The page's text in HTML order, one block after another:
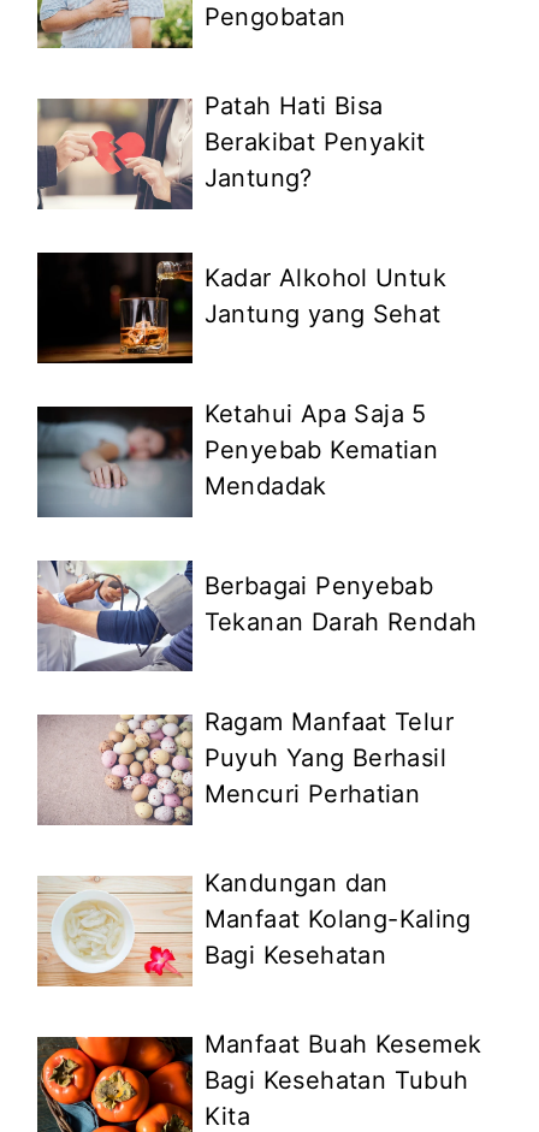
Pengobatan
Patah Hati Bisa
Berakibat Penyakit
Jantung?
Kadar Alkohol Untuk
Jantung yang Sehat
Ketahui Apa Saja 5
Penyebab Kematian
Mendadak
Berbagai Penyebab
Tekanan Darah Rendah
Ragam Manfaat Telur
Puyuh Yang Berhasil
Mencuri Perhatian
Kandungan dan
Manfaat Kolang-Kaling
Bagi Kesehatan
Manfaat Buah Kesemek
Bagi Kesehatan Tubuh
Kita